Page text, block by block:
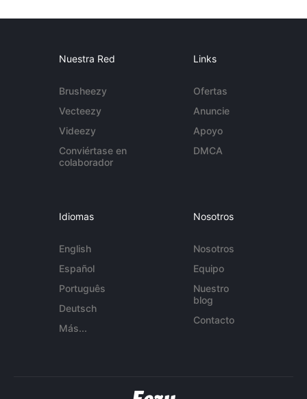
Nuestra Red
Brusheezy
Vecteezy
Videezy
Conviértase en
colaborador
Links
Ofertas
Anuncie
Apoyo
DMCA
Idiomas
English
Español
Português
Deutsch
Más...
Nosotros
Nosotros
Equipo
Nuestro
blog
Contacto